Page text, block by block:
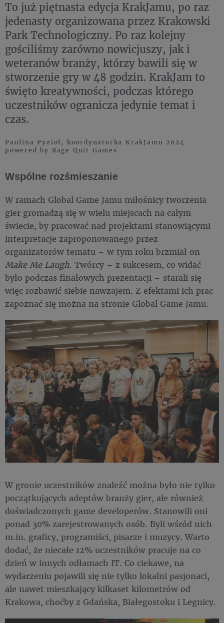
To już piętnasta edycja KrakJamu, po raz
jedenasty organizowana przez Krakowski
Park Technologiczny. Po raz kolejny
gościliśmy zarówno nowicjuszy, jak i
weteranów branży, którzy bawili się w
stworzenie gry w 48 godzin. KrakJam to
święto kreatywności, podczas którego
uczestników ogranicza jedynie temat i
czas.
Paulina Pyzioł, koordynatorka KrakJamu 2024
powered by Rage Quit Games
Wspólne rozśmieszanie
W ramach Global Game Jamu miłośnicy tworzenia
gier gromadzą się w wielu miejscach na całym
świecie, by pracować nad projektami stanowiącymi
interpretacje zaproponowanego przez
organizatorów tematu – w tym roku brzmiał on
Make Me Laugh. Twórcy – z sukcesem, co widać
było podczas finałowych prezentacji – starali się
więc rozbawić siebie nawzajem. Z efektami ich prac
zapoznać się można na stronie Global Game Jamu.
W gronie uczestników znaleźć można było nie tylko
początkujących adeptów branży gier, ale również
doświadczonych game developerów. Stanowili oni
ponad 30% zarejestrowanych osób. Byli wśród nich
m.in. graficy, programiści, pisarze i muzycy. Warto
dodać, że niecałe 12% uczestników pracuje na co
dzień w innych odłamach IT. Co ciekawe, na
wydarzeniu pojawili się nie tylko lokalni pasjonaci,
ale nawet mieszkający kilkaset kilometrów od
Krakowa, choćby z Gdańska, Białegostoku i Legnicy.